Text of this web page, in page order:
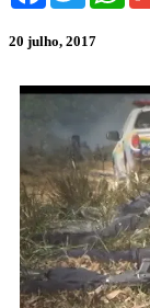
20 julho, 2017